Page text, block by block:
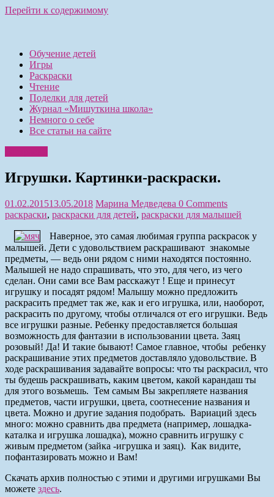
Перейти к содержимому
Обучение детей
Игры
Раскраски
Чтение
Поделки для детей
Журнал «Мишуткина школа»
Немного о себе
Все статьи на сайте
Игрушки. Картинки-раскраски.
01.02.201513.05.2018 Марина Медведева 0 Comments
раскраски, раскраски для детей, раскраски для малышей
Наверное, это самая любимая группа раскрасок у
малышей. Дети с удовольствием раскрашивают знакомые
предметы, — ведь они рядом с ними находятся постоянно.
Малышей не надо спрашивать, что это, для чего, из чего
сделан. Они сами все Вам расскажут ! Еще и принесут
игрушку и посадят рядом! Малышу можно предложить
раскрасить предмет так же, как и его игрушка, или, наоборот,
раскрасить по другому, чтобы отличался от его игрушки. Ведь
все игрушки разные. Ребенку предоставляется большая
возможность для фантазии в использовании цвета. Заяц
розовый! Да! И такие бывают! Самое главное, чтобы ребенку
раскрашивание этих предметов доставляло удовольствие. В
ходе раскрашивания задавайте вопросы: что ты раскрасил, что
ты будешь раскрашивать, каким цветом, какой карандаш ты
для этого возьмешь. Тем самым Вы закрепляете названия
предметов, части игрушки, цвета, соотнесение названия и
цвета. Можно и другие задания подобрать. Вариаций здесь
много: можно сравнить два предмета (например, лошадка-
каталка и игрушка лошадка), можно сравнить игрушку с
живым предметом (зайка -игрушка и заяц). Как видите,
пофантазировать можно и Вам!
Скачать архив полностью с этими и другими игрушками Вы
можете здесь.